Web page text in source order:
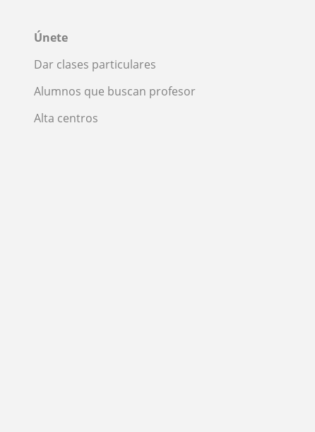
Únete
Dar clases particulares
Alumnos que buscan profesor
Alta centros